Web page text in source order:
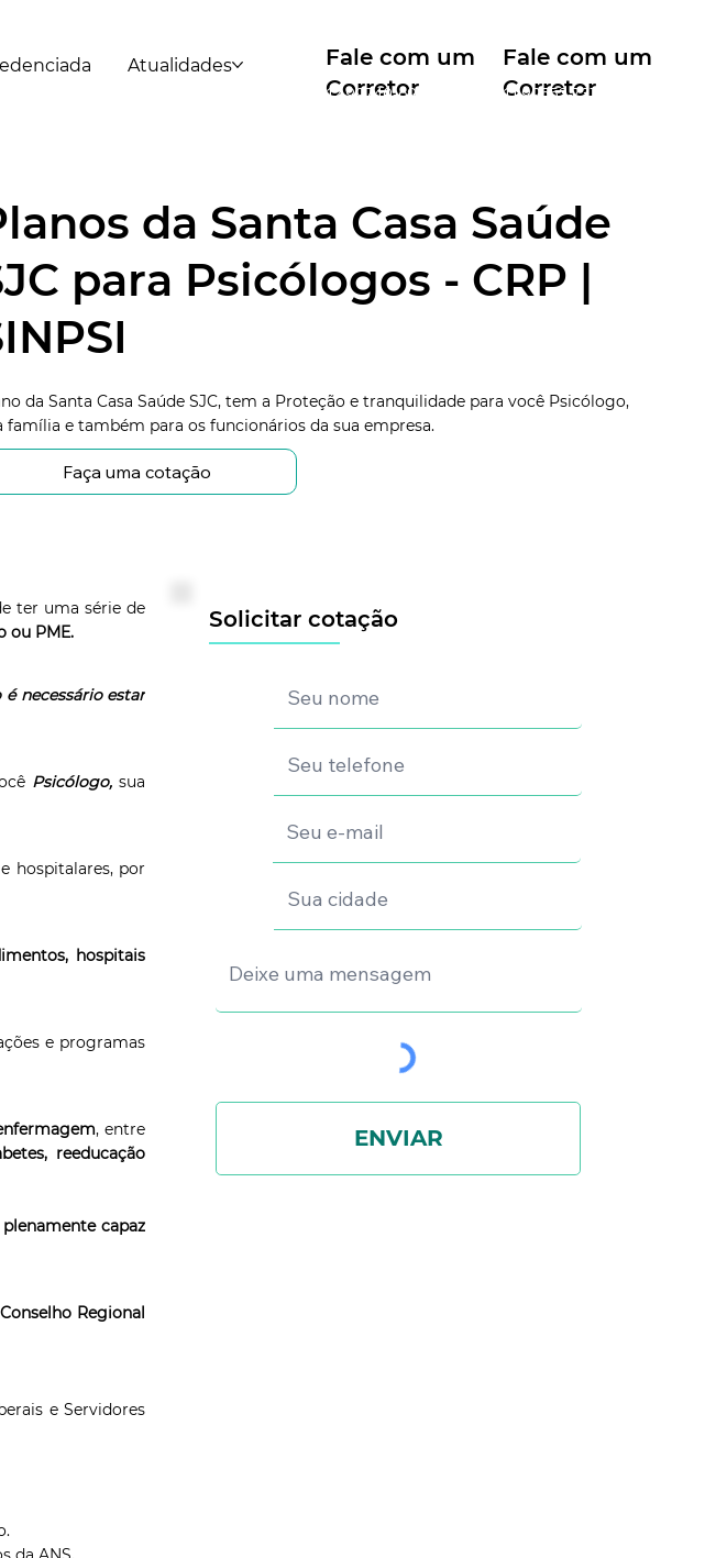
Atualidades
Fale com um
Corretor
11 99553-7374
Fale com um
Corretor
12 99740-6958
da Santa Casa Saúde
para Psicólogos - CRP |
da Santa Casa Saúde SJC, tem a Proteção e tranquilidade para você Psicólogo,
família e também para os funcionários da sua empresa.
Faça uma cotação
Solicitar cotação
ENVIAR
ter uma série de
ou PME.
necessário estar
Psicólogo,sua
hospitalares, por
hospitais
e programas
, entre
reeducação
capaz
Regional
e Servidores